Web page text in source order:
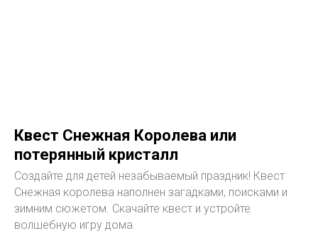
Квест Снежная Королева или
потерянный кристалл
Создайте для детей незабываемый праздник! Квест
Снежная королева наполнен загадками, поисками и
зимним сюжетом. Скачайте квест и устройте
волшебную игру дома.